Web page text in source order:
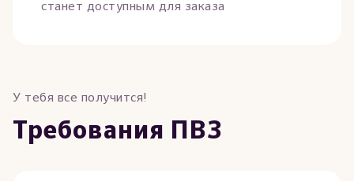
станет доступным для заказа
У тебя все получится!
Требования ПВЗ